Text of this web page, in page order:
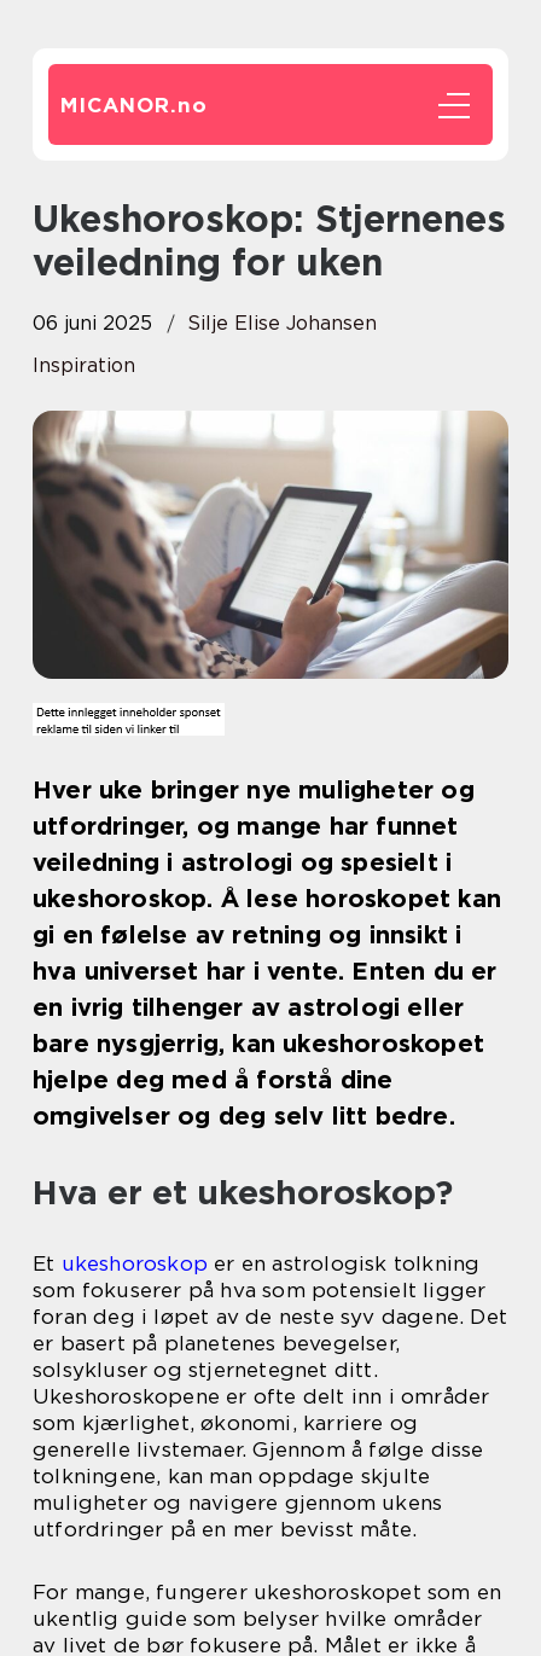
MICANOR.no
Ukeshoroskop: Stjernenes
veiledning for uken
06 juni 2025
Silje Elise Johansen
Inspiration
Hver uke bringer nye muligheter og
utfordringer, og mange har funnet
veiledning i astrologi og spesielt i
ukeshoroskop. Å lese horoskopet kan
gi en følelse av retning og innsikt i
hva universet har i vente. Enten du er
en ivrig tilhenger av astrologi eller
bare nysgjerrig, kan ukeshoroskopet
hjelpe deg med å forstå dine
omgivelser og deg selv litt bedre.
Hva er et ukeshoroskop?
Et ukeshoroskop er en astrologisk tolkning
som fokuserer på hva som potensielt ligger
foran deg i løpet av de neste syv dagene. Det
er basert på planetenes bevegelser,
solsykluser og stjernetegnet ditt.
Ukeshoroskopene er ofte delt inn i områder
som kjærlighet, økonomi, karriere og
generelle livstemaer. Gjennom å følge disse
tolkningene, kan man oppdage skjulte
muligheter og navigere gjennom ukens
utfordringer på en mer bevisst måte.
For mange, fungerer ukeshoroskopet som en
ukentlig guide som belyser hvilke områder
av livet de bør fokusere på. Målet er ikke å